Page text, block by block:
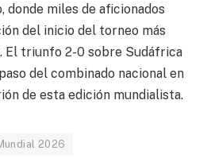
miles de aficionados
del inicio del torneo más
triunfo 2-0 sobre Sudáfrica
del combinado nacional en
de esta edición mundialista.
2026